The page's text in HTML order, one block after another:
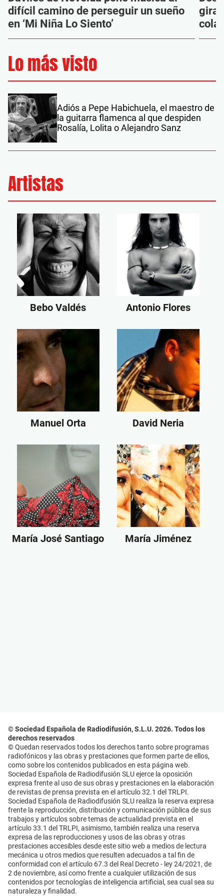
difícil camino de perseguir un sueño
en ‘Mi Niña Lo Siento’
gira
Lo más visto
Adiós a Pepe Habichuela, el maestro de
la guitarra flamenca al que despiden
Rosalía, Lolita o Alejandro Sanz
Artistas
Bebo Valdés Antonio Flores
Manuel Orta David Neria
María José Santiago María Jiménez
© Sociedad Española de Radiodifusión, S.L.U. 2026. Todos los
derechos reservados
© Quedan reservados todos los derechos tanto sobre programas
radiofónicos y las obras y prestaciones que formen parte de ellos,
como sobre los contenidos publicados en esta página web.
Sociedad Española de Radiodifusión SLU ejerce la oposición
expresa frente al uso de sus obras y prestaciones en la elaboración
de revistas de prensa prevista en el artículo 32.1 del TRLPI.
Sociedad Española de Radiodifusión SLU realiza la reserva expresa
frente la reproducción, distribución y comunicación pública de sus
trabajos y artículos sobre temas de actualidad prevista en el
artículo 33.1 del TRLPI, asimismo, también realiza una reserva
expresa de las reproducciones y usos de las obras y otras
prestaciones accesibles desde este sitio web a medios de lectura
mecánica u otros medios que resulten adecuados a tal fin de
conformidad con el artículo 67.3 del Real Decreto - ley 24/2021, de
2 de noviembre, así como frente a cualquier utilización de sus
contenidos por tecnologías de inteligencia artificial, sea cual sea su
naturaleza y finalidad.